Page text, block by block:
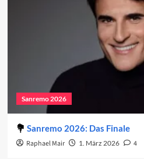
Sanremo 2026
Sanremo 2026: Das Finale
Raphael Mair 1. März 2026 4